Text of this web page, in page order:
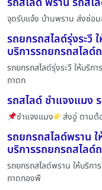
จุดรับแจ้ง บ้านพราน ส่งซ่อ
รถยกรถสไลด์รุ่งระวี
บริการรถยกรถสไลด์
รถยกรถสไลด์รุ่งระวี ให้บริ
ถาดก
รถสไลด์ ชำแจงแมง
ซำแจงแมง ส่งอู่ ตาม
รถยกรถสไลด์พราน
บริการรถยกรถสไลด์
รถยกรถสไลด์พราน ให้บริก
ถาดกองพื